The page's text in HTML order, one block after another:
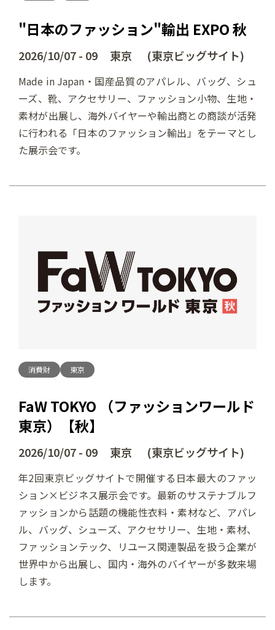
"日本のファッション"輸出 EXPO 秋
2026/10/07 - 09 東京 (東京ビッグサイト)
Made in Japan・国産品質のアパレル、バッグ、シュ
ーズ、靴、アクセサリー、ファッション小物、生地・
素材が出展し、海外バイヤーや輸出商との商談が活発
に行われる「日本のファッション輸出」をテーマとし
た展示会です。
消費財 東京
FaW TOKYO （ファッションワールド
東京）【秋】
2026/10/07 - 09 東京 (東京ビッグサイト)
年2回東京ビッグサイトで開催する日本最大のファッ
ション×ビジネス展示会です。最新のサステナブルフ
ァッションから話題の機能性衣料・素材など、アパレ
ル、バッグ、シューズ、アクセサリー、生地・素材、
ファッションテック、リユース関連製品を扱う企業が
世界中から出展し、国内・海外のバイヤーが多数来場
します。